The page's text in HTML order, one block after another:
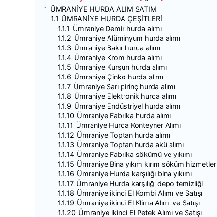
1 ÜMRANİYE HURDA ALIM SATIM
1.1 ÜMRANİYE HURDA ÇEŞİTLERİ
1.1.1 Ümraniye Demir hurda alımı
1.1.2 Ümraniye Alüminyum hurda alımı
1.1.3 Ümraniye Bakır hurda alımı
1.1.4 Ümraniye Krom hurda alımı
1.1.5 Ümraniye Kurşun hurda alımı
1.1.6 Ümraniye Çinko hurda alımı
1.1.7 Ümraniye Sarı pirinç hurda alımı
1.1.8 Ümraniye Elektronik hurda alımı
1.1.9 Ümraniye Endüstriyel hurda alımı
1.1.10 Ümraniye Fabrika hurda alımı
1.1.11 Ümraniye Hurda Konteyner Alımı
1.1.12 Ümraniye Toptan hurda alımı
1.1.13 Ümraniye Toptan hurda akü alımı
1.1.14 Ümraniye Fabrika sökümü ve yıkımı
1.1.15 Ümraniye Bina yıkım kırım söküm hizmetleri
1.1.16 Ümraniye Hurda karşılığı bina yıkımı
1.1.17 Ümraniye Hurda karşılığı depo temizliği
1.1.18 Ümraniye ikinci El Kombi Alımı ve Satışı
1.1.19 Ümraniye ikinci El Klima Alımı ve Satışı
1.1.20 Ümraniye ikinci El Petek Alımı ve Satışı